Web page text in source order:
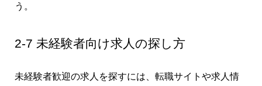
う。
2-7 未経験者向け求人の探し方
未経験者歓迎の求人を探すには、転職サイトや求人情